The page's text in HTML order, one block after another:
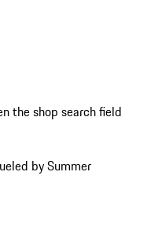
the shop search field
by Summer